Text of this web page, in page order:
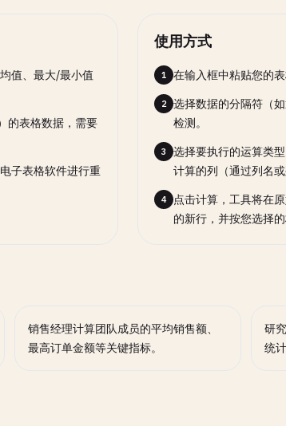
值、最大/最小值
的表格数据，需要
子表格软件进行重
使用方式
1 在输入框中粘贴您的
2
选择数据的分隔符（
检测。
3
选择要执行的运算类
计算的列（通过列名或
4
点击计算，工具将在
的新行，并按您选择的
销售经理计算团队成员的平均销售额、
最高订单金额等关键指标。
研
统